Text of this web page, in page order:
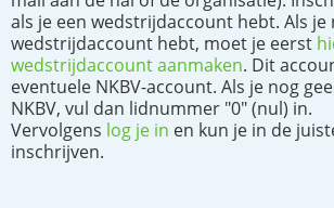
als je een wedstrijdaccount hebt. Als je
wedstrijdaccount hebt, moet je eerst
wedstrijdaccount aanmaken. Dit
eventuele NKBV-account. Als je nog
NKBV, vul dan lidnummer "0" (nul) in.
Vervolgens log je in en kun je in de
inschrijven.